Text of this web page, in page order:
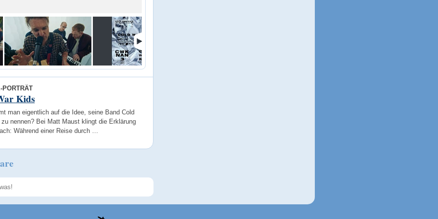
PORTRÄT
Kids
man eigentlich auf die Idee, seine Band Cold
nennen? Bei Matt Maust klingt die Erklärung
Während einer Reise durch …
Speichern